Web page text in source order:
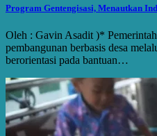
Program Gentengisasi, Menautkan
Oleh : Gavin Asadit )*
pembangunan berbasis desa
berorientasi pada bantuan…